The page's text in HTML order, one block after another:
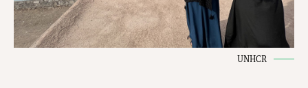
UNHCR